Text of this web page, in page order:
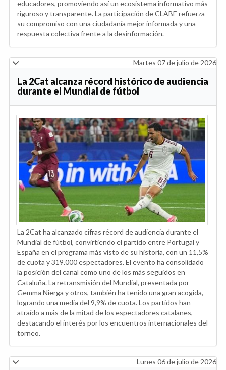
educadores, promoviendo así un ecosistema informativo más
riguroso y transparente. La participación de CLABE refuerza
su compromiso con una ciudadanía mejor informada y una
respuesta colectiva frente a la desinformación.
Martes 07 de julio de 2026
La 2Cat alcanza récord histórico de audiencia
durante el Mundial de fútbol
La 2Cat ha alcanzado cifras récord de audiencia durante el
Mundial de fútbol, convirtiendo el partido entre Portugal y
España en el programa más visto de su historia, con un 11,5%
de cuota y 319.000 espectadores. El evento ha consolidado
la posición del canal como uno de los más seguidos en
Cataluña. La retransmisión del Mundial, presentada por
Gemma Nierga y otros, también ha tenido una gran acogida,
logrando una media del 9,9% de cuota. Los partidos han
atraído a más de la mitad de los espectadores catalanes,
destacando el interés por los encuentros internacionales del
torneo.
Lunes 06 de julio de 2026